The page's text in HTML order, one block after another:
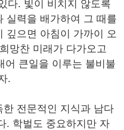
다. 빛이 비치지 않도록
실력을 배가하여 그 때를
깊으면 아침이 가까이 오
망찬 미래가 다가오고
어 큰일을 이루는 불비불
.
전문적인 지식과 남다
. 학벌도 중요하지만 자